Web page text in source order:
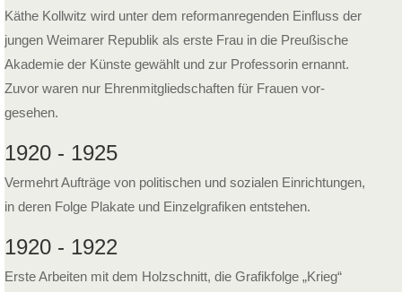
Käthe Kollwitz wird unter dem reform­anregenden Einfluss der
jungen Weimarer Republik als erste Frau in die Preußische
Akademie der Künste gewählt und zur Professorin ernannt.
Zuvor waren nur Ehren­mitglied­schaften für Frauen vor­
gesehen.
1920 - 1925
Vermehrt Aufträge von politischen und sozialen Einrichtungen,
in deren Folge Plakate und Einzelgrafiken entstehen.
1920 - 1922
Erste Arbeiten mit dem Holzschnitt, die Grafikfolge „Krieg“